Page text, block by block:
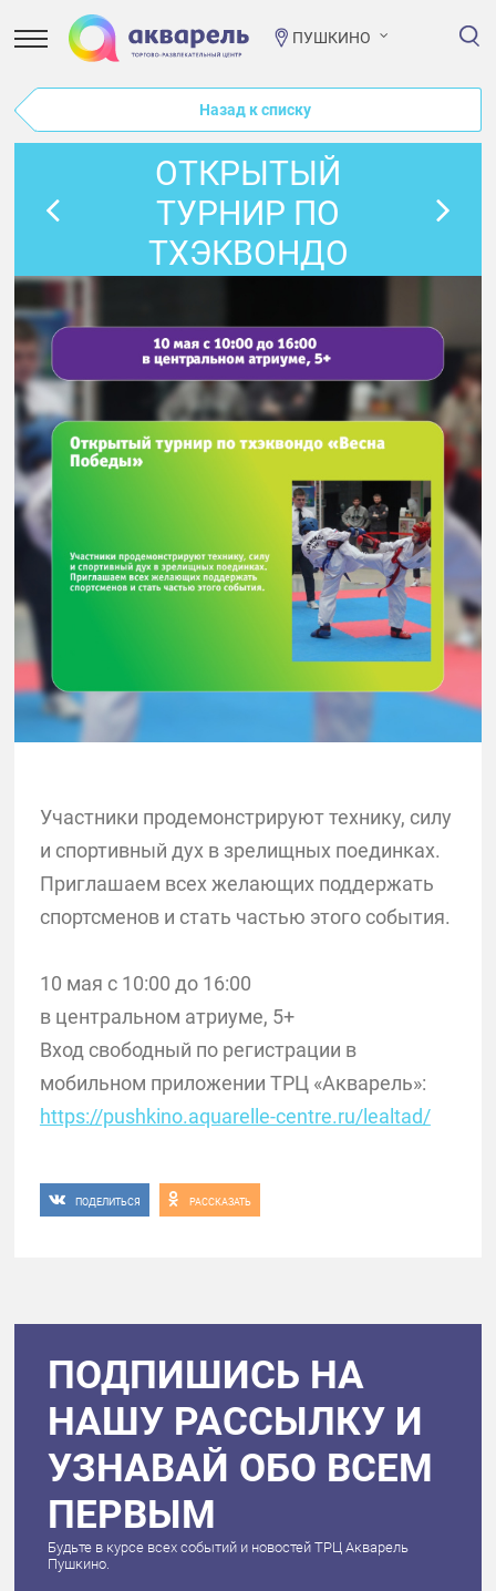
ПУШКИНО
Назад к списку
ОТКРЫТЫЙ
ТУРНИР ПО
ТХЭКВОНДО
Участники продемонстрируют технику, силу
и спортивный дух в зрелищных поединках.
Приглашаем всех желающих поддержать
спортсменов и стать частью этого события.
10 мая с 10:00 до 16:00
в центральном атриуме, 5+
Вход свободный по регистрации в
мобильном приложении ТРЦ «Акварель»:
https://pushkino.aquarelle-centre.ru/lealtad/
ПОДЕЛИТЬСЯ РАССКАЗАТЬ
ПОДПИШИСЬ НА
НАШУ РАССЫЛКУ И
УЗНАВАЙ ОБО ВСЕМ
ПЕРВЫМ
Будьте в курсе всех событий и новостей ТРЦ Акварель
Пушкино.